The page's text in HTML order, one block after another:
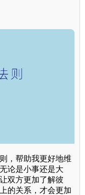
，帮助我更好地维
论是小事还是大
双方更加了解彼
的关系，才会更加